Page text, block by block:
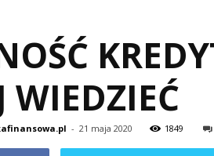
WIEDZIEĆ
- 21 maja 2020 1849